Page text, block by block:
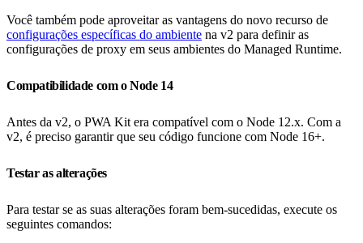
Você também pode aproveitar as vantagens do novo recurso de
configurações específicas do ambiente na v2 para definir as
configurações de proxy em seus ambientes do Managed Runtime.
Compatibilidade com o Node 14
Antes da v2, o PWA Kit era compatível com o Node 12.x. Com a
v2, é preciso garantir que seu código funcione com Node 16+.
Testar as alterações
Para testar se as suas alterações foram bem-sucedidas, execute os
seguintes comandos: